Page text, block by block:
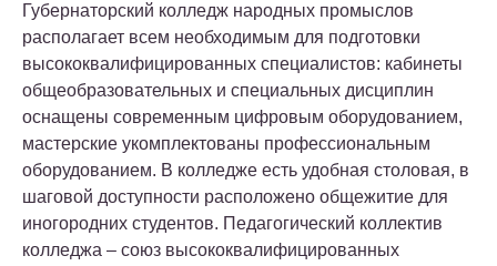
Губернаторский колледж народных промыслов
располагает всем необходимым для подготовки
высококвалифицированных специалистов: кабинеты
общеобразовательных и специальных дисциплин
оснащены современным цифровым оборудованием,
мастерские укомплектованы профессиональным
оборудованием. В колледже есть удобная столовая, в
шаговой доступности расположено общежитие для
иногородних студентов. Педагогический коллектив
колледжа – союз высококвалифицированных